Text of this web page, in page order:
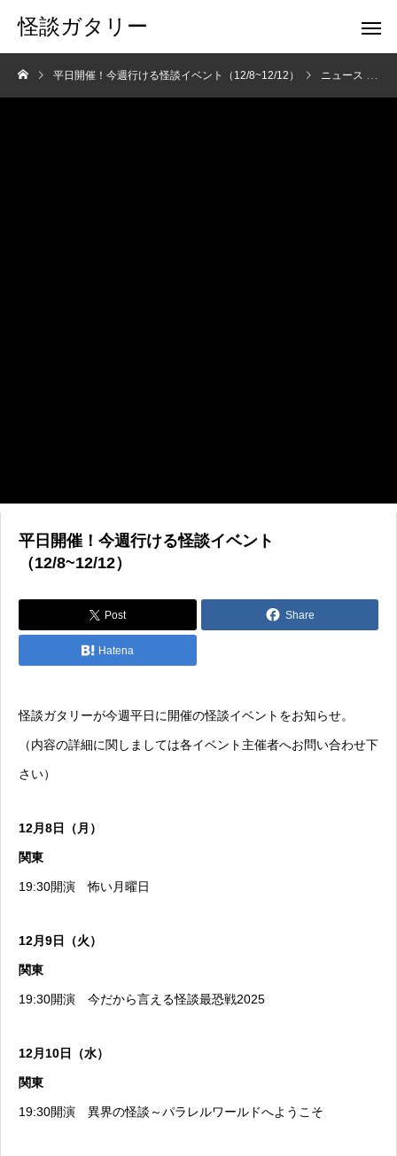
怪談ガタリー
平日開催！今週行ける怪談イベント（12/8~12/12） ニュース
平日開催！今週行ける怪談イベント
（12/8~12/12）
Post Share
Hatena
怪談ガタリーが今週平日に開催の怪談イベントをお知らせ。
（内容の詳細に関しましては各イベント主催者へお問い合わせ下
さい）
12月8日（月）
関東
19:30開演怖い月曜日
12月9日（火）
関東
19:30開演 今だから言える怪談最恐戦2025
12月10日（水）
関東
19:30開演 異界の怪談～パラレルワールドへようこそ